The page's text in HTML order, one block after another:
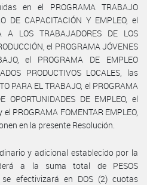
en el PROGRAMA TRABAJO
DE CAPACITACIÓN Y EMPLEO, el
A LOS TRABAJADORES DE LOS
el PROGRAMA JÓVENES
el PROGRAMA DE EMPLEO
PRODUCTIVOS LOCALES, las
PARA EL TRABAJO, el PROGRAMA
OPORTUNIDADES DE EMPLEO, el
PROGRAMA FOMENTAR EMPLEO,
en la presente Resolución.
y adicional establecido por la
a la suma total de PESOS
se efectivizará en DOS (2) cuotas